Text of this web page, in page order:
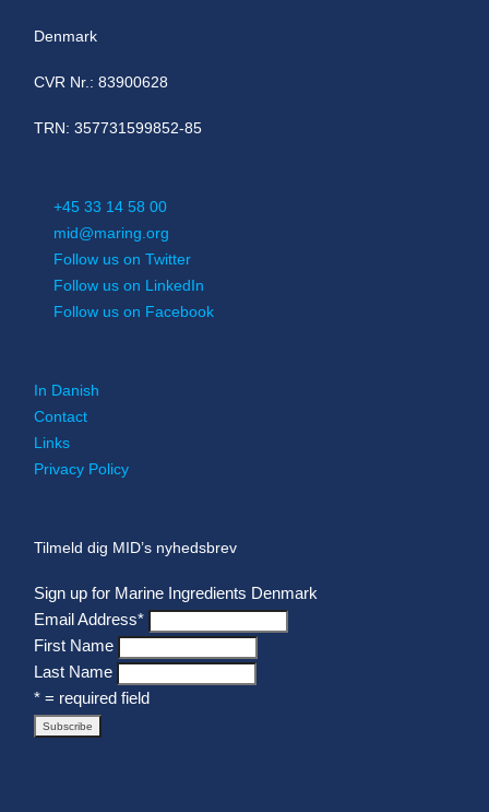
Denmark
CVR Nr.: 83900628
TRN: 357731599852-85
+45 33 14 58 00
mid@maring.org
Follow us on Twitter
Follow us on LinkedIn
Follow us on Facebook
In Danish
Contact
Links
Privacy Policy
Tilmeld dig MID’s nyhedsbrev
Sign up for Marine Ingredients Denmark
Email Address*
First Name
Last Name
* = required field